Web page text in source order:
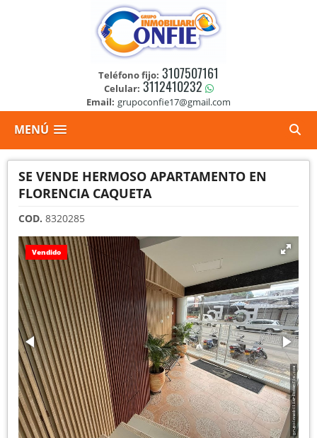
Teléfono fijo: 3107507161
Celular: 3112410232
Email: grupoconfie17@gmail.com
MENÚ
SE VENDE HERMOSO APARTAMENTO EN
FLORENCIA CAQUETA
COD. 8320285
Vendido